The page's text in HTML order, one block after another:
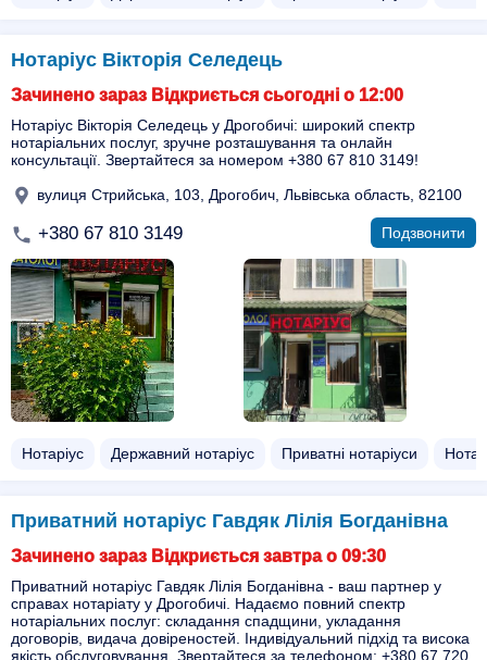
Нотаріус Вікторія Селедець
Зачинено зараз Відкриється сьогодні о 12:00
Нотаріус Вікторія Селедець у Дрогобичі: широкий спектр
нотаріальних послуг, зручне розташування та онлайн
консультації. Звертайтеся за номером +380 67 810 3149!
вулиця Стрийська, 103, Дрогобич, Львівська область, 82100
+380 67 810 3149 Подзвонити
Нотаріус Державний нотаріус Приватні нотаріуси
Приватний нотаріус Гавдяк Лілія Богданівна
Зачинено зараз Відкриється завтра о 09:30
Приватний нотаріус Гавдяк Лілія Богданівна - ваш партнер у
справах нотаріату у Дрогобичі. Надаємо повний спектр
нотаріальних послуг: складання спадщини, укладання
договорів, видача довіреностей. Індивідуальний підхід та висока
якість обслуговування. Звертайтеся за телефоном: +380 67 720